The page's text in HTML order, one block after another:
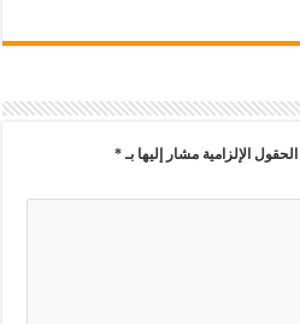
الحقول الإلزامية مشار إليها بـ*